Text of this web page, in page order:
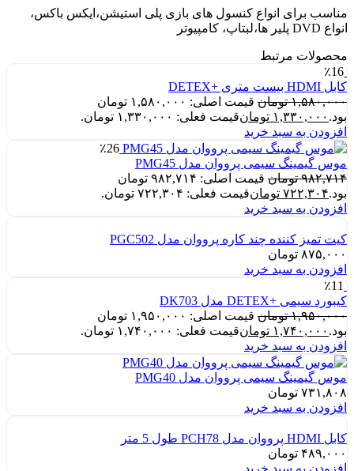
مناسب برای انواع کنسول های بازی پلی استیشن،ایکس باکس،
انواع DVD پلیر ها،لبتاپ، کامپیوتر
محصولات مرتبط
٪16
کابل HDMI بیست متری +DETEX
۱,۵۸۰,۰۰۰ تومان
قیمت اصلی: ۱,۵۸۰,۰۰۰ تومان
بود. ۱,۳۳۰,۰۰۰ تومانقیمت فعلی: ۱,۳۳۰,۰۰۰ تومان.
افزودن به سبد خرید
٪26
موس گیمینگ سیمی پرووان مدل PMG45
۹۸۲,۷۱۴ تومان
قیمت اصلی: ۹۸۲,۷۱۴ تومان
بود.۷۲۲,۳۰۴ تومانقیمت فعلی: ۷۲۲,۳۰۴ تومان.
افزودن به سبد خرید
کیت تمیز کننده چند کاره پرووان مدل PGC502
۸۷۵,۰۰۰ تومان
افزودن به سبد خرید
٪11
کیبورد سیمی +DETEX مدل DK703
۱,۹۵۰,۰۰۰ تومان
قیمت اصلی: ۱,۹۵۰,۰۰۰ تومان
بود. ۱,۷۴۰,۰۰۰ تومانقیمت فعلی: ۱,۷۴۰,۰۰۰ تومان.
افزودن به سبد خرید
موس گیمینگ سیمی پرووان مدل PMG40
۷۳۱,۸۰۸ تومان
افزودن به سبد خرید
کابل HDMI پرووان مدل PCH78 طول 5 متر
۴۸۹,۰۰۰ تومان
افزودن به سبد خرید